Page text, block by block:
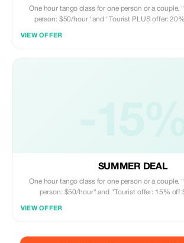
One hour tango class for one person or a couple. "Regular price per
person: $50/hour" and "Tourist PLUS offer:
VIEW OFFER
SUMMER DEAL
One hour tango class for one person or a couple. "Regular price per
person: $50/hour" and "Tourist offer: 15% off
VIEW OFFER